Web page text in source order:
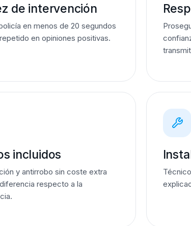
de intervención
en menos de 20 segundos
en opiniones positivas.
incluidos
y antirrobo sin coste extra
respecto a la